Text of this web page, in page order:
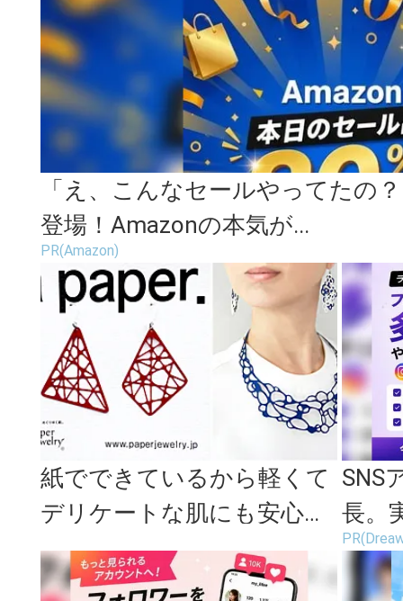
「え、こんなセールやってたの
登場！Amazonの本気が...
PR(Amazon)
紙でできているから軽くて
デリケートな肌にも安心。
新年の装いに華やかさを添
える「P...
SNS
長。
ます